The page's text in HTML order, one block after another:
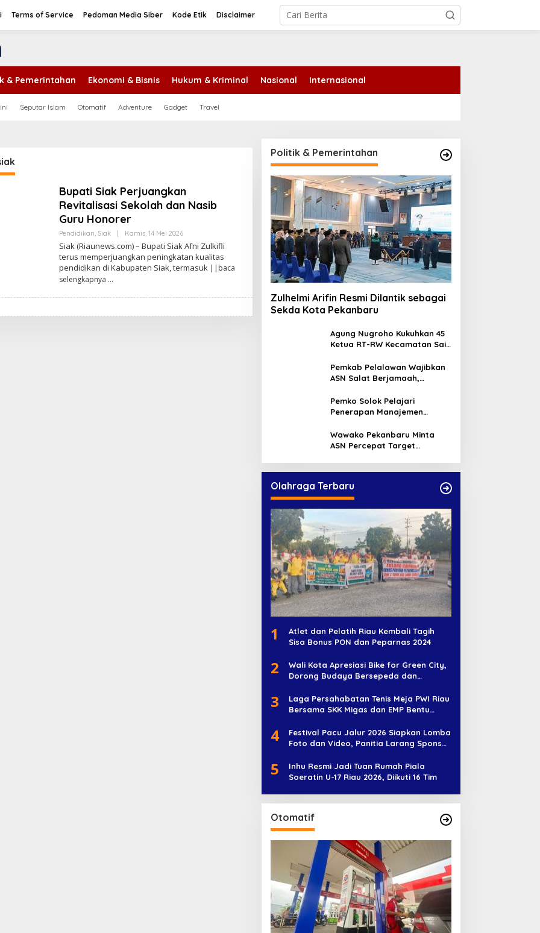
Terms of Service Pedoman Media Siber Kode Etik Disclaimer
& Pemerintahan Ekonomi & Bisnis Hukum & Kriminal Nasional Internasional
Seputar Islam Otomatif Adventure Gadget Travel
Bupati Siak Perjuangkan
Revitalisasi Sekolah dan Nasib
Guru Honorer
Pendidikan, Siak Kamis, 14 Mei 2026O
E
H
A
P
Siak (Riaunews.com) – Bupati Siak Afni Zulkifli
terus memperjuangkan peningkatan kualitas
pendidikan di Kabupaten Siak, termasuk ||baca
selengkapnya
Politik & Pemerintahan
Zulhelmi Arifin Resmi Dilantik sebagai
Sekda Kota Pekanbaru
Agung Nugroho Kukuhkan 45
Ketua RT-RW Kecamatan Sail,
Warga
Pemkab Pelalawan Wajibkan
ASN Salat Berjamaah,
Jadi Empat Kali
Pemko Solok Pelajari
Penerapan Manajemen
Wawako Pekanbaru Minta
ASN Percepat Target
Olahraga Terbaru
1
Atlet dan Pelatih Riau Kembali Tagih
Sisa Bonus PON dan Peparnas 2024
2
Wali Kota Apresiasi Bike for Green City,
Dorong Budaya Bersepeda dan
3
Laga Persahabatan Tenis Meja PWI Riau
Bersama SKK Migas dan EMP Bentu
4
Festival Pacu Jalur 2026 Siapkan Lomba
Foto dan Video, Panitia Larang Sponsor
5
Inhu Resmi Jadi Tuan Rumah Piala
Soeratin U-17 Riau 2026, Diikuti 16 Tim
Otomatif